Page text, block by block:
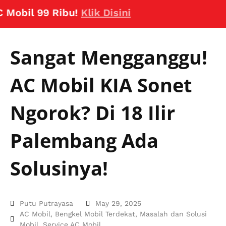
99 Ribu!Klik Disini
Sangat Mengganggu!
AC Mobil KIA Sonet
Ngorok? Di 18 Ilir
Palembang Ada
Solusinya!
Putu Putrayasa
May 29, 2025
AC Mobil, Bengkel Mobil Terdekat, Masalah dan Solusi